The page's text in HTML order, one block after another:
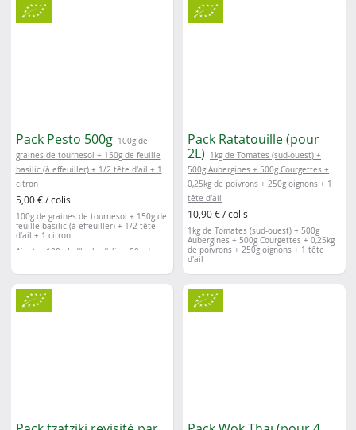
Pack Pesto 500g 100g de
graines de tournesol + 150g de feuille
basilic (à effeuiller) + 1/2 tête d'ail + 1
citron
5,00 € / colis
100g de graines de tournesol + 150g de
feuille basilic (à effeuiller) + 1/2 tête
d'ail + 1 citron
Ajouter 180mL d'huile d'olive, 80g de
Prix de base : 5,60€ // Prix du pack : 5€
Pack Ratatouille (pour
2L)
1kg de Tomates (sud-ouest) +
500g Aubergines + 500g Courgettes +
0,25kg de poivrons + 250g oignons + 1
tête d'ail
10,90 € / colis
1kg de Tomates (sud-ouest) + 500g
Aubergines + 500g Courgettes + 0,25kg
de poivrons + 250g oignons + 1 tête
d'ail
10,90€